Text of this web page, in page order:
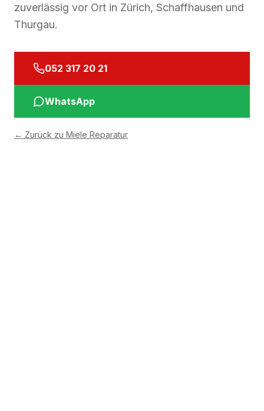
zuverlässig vor Ort in Zürich, Schaffhausen und
Thurgau.
052 317 20 21
WhatsApp
← Zurück zu Miele Reparatur